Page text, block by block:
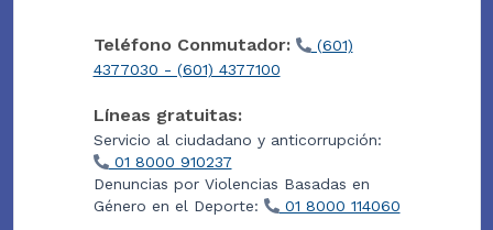
Teléfono Conmutador:
(601)
4377030 - (601) 4377100
Líneas gratuitas:
Servicio al ciudadano y anticorrupción:
01 8000 910237
Denuncias por Violencias Basadas en
Género en el Deporte:
01 8000 114060